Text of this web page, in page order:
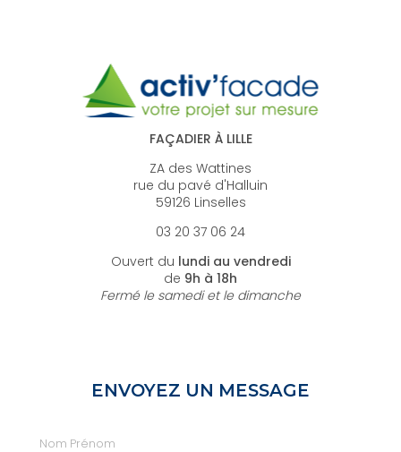
FAÇADIER À LILLE
ZA des Wattines
rue du pavé d'Halluin
59126 Linselles
03 20 37 06 24
Ouvert du lundi au vendredi
de 9h à 18h
Fermé le samedi et le dimanche
ENVOYEZ UN MESSAGE